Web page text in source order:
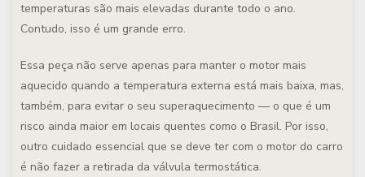
temperaturas são mais elevadas durante todo o ano.
Contudo, isso é um grande erro.
Essa peça não serve apenas para manter o motor mais
aquecido quando a temperatura externa está mais baixa, mas,
também, para evitar o seu superaquecimento — o que é um
risco ainda maior em locais quentes como o Brasil. Por isso,
outro cuidado essencial que se deve ter com o motor do carro
é não fazer a retirada da válvula termostática.